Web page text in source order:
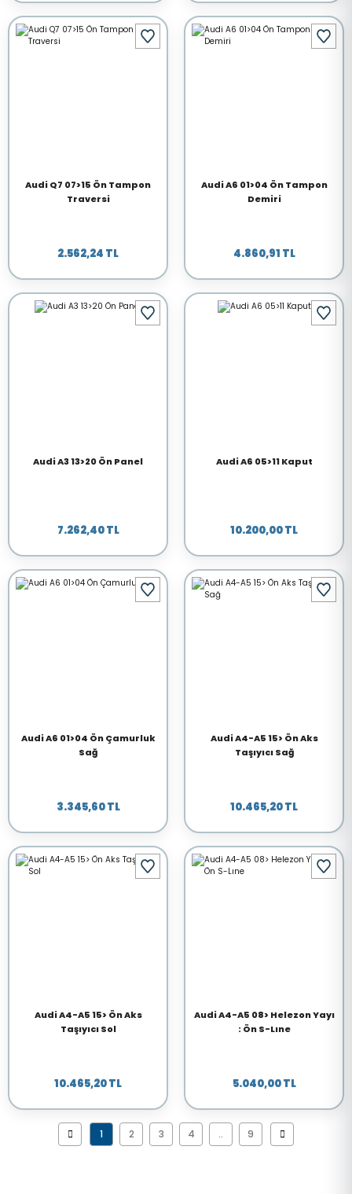
Audi Q7 07>15 Ön Tampon
Traversi
2.562,24 TL
Audi A6 01>04 Ön Tampon
Demiri
4.860,91 TL
Audi A3 13>20 Ön Panel
7.262,40 TL
Audi A6 05>11 Kaput
10.200,00 TL
Audi A6 01>04 Ön Çamurluk
Sağ
3.345,60 TL
Audi A4-A5 15> Ön Aks
Taşıyıcı Sağ
10.465,20 TL
Audi A4-A5 15> Ön Aks
Taşıyıcı Sol
10.465,20 TL
Audi A4-A5 08> Helezon Yayı
: Ön S-Lıne
5.040,00 TL
1 2 3 4 .. 9